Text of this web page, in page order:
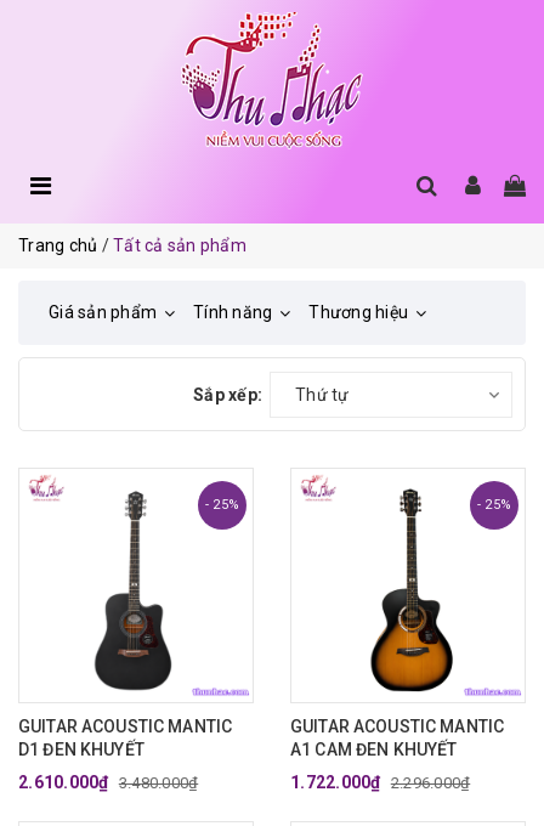
Trang chủ Tất cả sản phẩm
Giá sản phẩm Tính năng Thương hiệu
Sắp xếp: Thứ tự
- 25%
GUITAR ACOUSTIC MANTIC
D1 ĐEN KHUYẾT
2.610.000₫ 3.480.000₫
- 25%
GUITAR ACOUSTIC MANTIC
A1 CAM ĐEN KHUYẾT
1.722.000₫ 2.296.000₫